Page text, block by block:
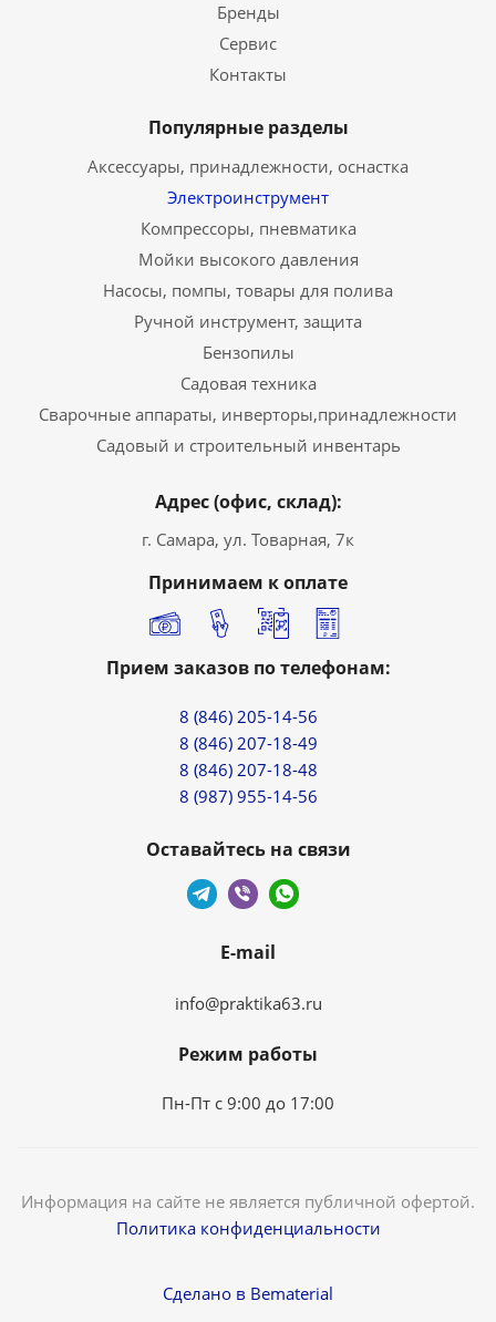
Бренды
Сервис
Контакты
Популярные разделы
Аксессуары, принадлежности, оснастка
Электроинструмент
Компрессоры, пневматика
Мойки высокого давления
Насосы, помпы, товары для полива
Ручной инструмент, защита
Бензопилы
Садовая техника
Сварочные аппараты, инверторы,принадлежности
Садовый и строительный инвентарь
Адрес (офис, склад):
г. Самара, ул. Товарная, 7к
Принимаем к оплате
Прием заказов по телефонам:
8 (846) 205-14-56
8 (846) 207-18-49
8 (846) 207-18-48
8 (987) 955-14-56
Оставайтесь на связи
E-mail
info@praktika63.ru
Режим работы
Пн-Пт с 9:00 до 17:00
Информация на сайте не является публичной офертой.
Политика конфиденциальности
Сделано в Bematerial